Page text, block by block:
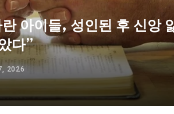
아이들, 성인된 후 신앙
다”
2026